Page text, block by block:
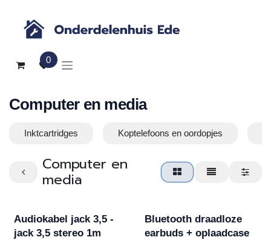
0
Computer en media
Inktcartridges Koptelefoons en oordopjes
Computer en
media
Audiokabel jack 3,5 -
jack 3,5 stereo 1m
Bluetooth draadloze
earbuds + oplaadcase